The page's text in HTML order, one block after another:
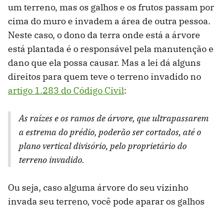
um terreno, mas os galhos e os frutos passam por
cima do muro e invadem a área de outra pessoa.
Neste caso, o dono da terra onde está a árvore
está plantada é o responsável pela manutenção e
dano que ela possa causar. Mas a lei dá alguns
direitos para quem teve o terreno invadido no
artigo 1.283 do Código Civil:
As raízes e os ramos de árvore, que ultrapassarem
a estrema do prédio, poderão ser cortados, até o
plano vertical divisório, pelo proprietário do
terreno invadido.
Ou seja, caso alguma árvore do seu vizinho
invada seu terreno, você pode aparar os galhos